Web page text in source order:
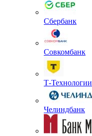
Сбербанк
Совкомбанк
Т-Технологии
Челиндбанк